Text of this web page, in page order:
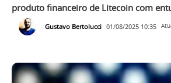
produto financeiro de Litecoin com
Gustavo Bertolucci 01/08/2025 10:35